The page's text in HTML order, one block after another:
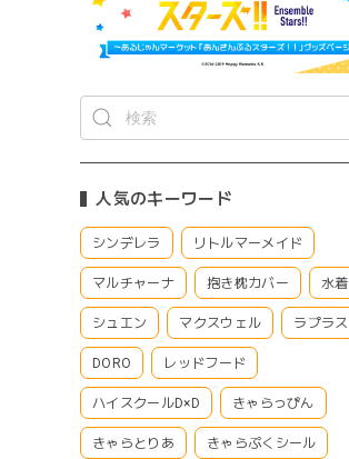
人気のキーワード
シンデレラ リトルマーメイド
マルチャーナ 抱き枕カバー 水着
シュエン マクスウェル ラプラス
DORO レッドフード
ハイスクールD×D きゃらっぴん
きゃらとりあ きゃらぷくシール